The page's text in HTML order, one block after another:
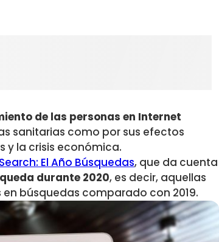
de las personas en Internet
sanitarias como por sus efectos
y la crisis económica.
El Año Búsquedas, que da cuenta
durante 2020, es decir, aquellas
búsquedas comparado con 2019.